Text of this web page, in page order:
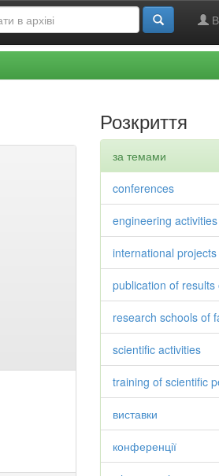
Розкриття
за темами
conferences
engineering activities
international projects
publication of results
research schools of
scientific activities
training of scientific
виставки
конференції